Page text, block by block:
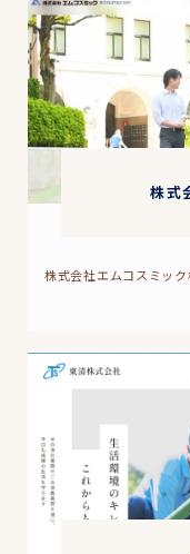
株式
株式会社エムコスミッ